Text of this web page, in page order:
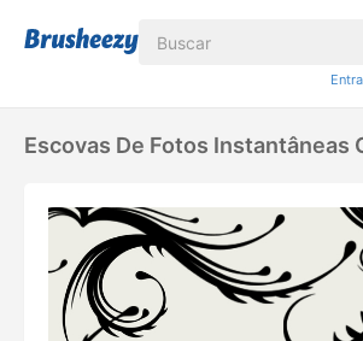
Escovas De Fotos Instantâneas